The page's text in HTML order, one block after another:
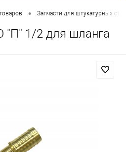
• Запчасти для штукатурных
"П" 1/2 для шланга